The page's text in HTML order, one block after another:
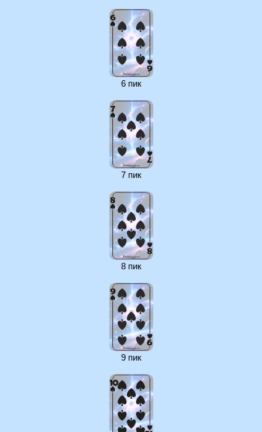
6 пик
7 пик
8 пик
9 пик